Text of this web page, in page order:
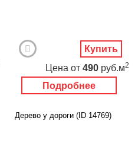
Подробнее
Цена от 490 руб.м2
Купить
Дерево у дороги (ID 14769)